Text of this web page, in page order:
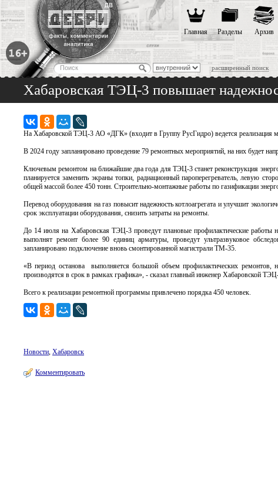
расширенный поиск
Главная Разделы Архив
Хабаровская ТЭЦ-3 повышает
На Хабаровской ТЭЦ-3 АО «ДГК» (входит в Группу РусГидро) ведется реализация
В 2024 году запланировано проведение 79 ремонтных мероприятий, на них будет
Ключевым ремонтом на ближайшие два года для ТЭЦ-3 станет реконструкция
планируется заменить экраны топки, радиационный пароперегреватель, левую
общей массой более 450 тонн. Строительно-монтажные работы по газификации
Перевод оборудования на газ повысит надежность котлоагрегата и улучшит
срок эксплуатации оборудования, снизить затраты на ремонты.
До 14 июля на Хабаровская ТЭЦ-3 проведут плановые профилактические работы
выполнят ремонт более 90 единиц арматуры, проведут ультразвуковое
запланировано подключение вновь смонтированной магистрали ТМ-35.
«В период останова выполняется большой объем профилактических ремонтов,
производятся в срок в рамках графика», - сказал главный инженер Хабаровской
Всего к реализации ремонтной программы привлечено порядка 450 человек.
Новости, Хабаровск
Комментировать